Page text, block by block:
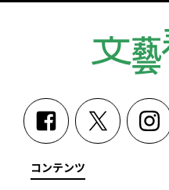
コンテンツ